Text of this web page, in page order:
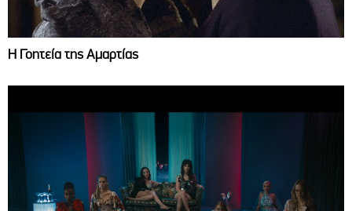
Η Γοητεία της Αμαρτίας